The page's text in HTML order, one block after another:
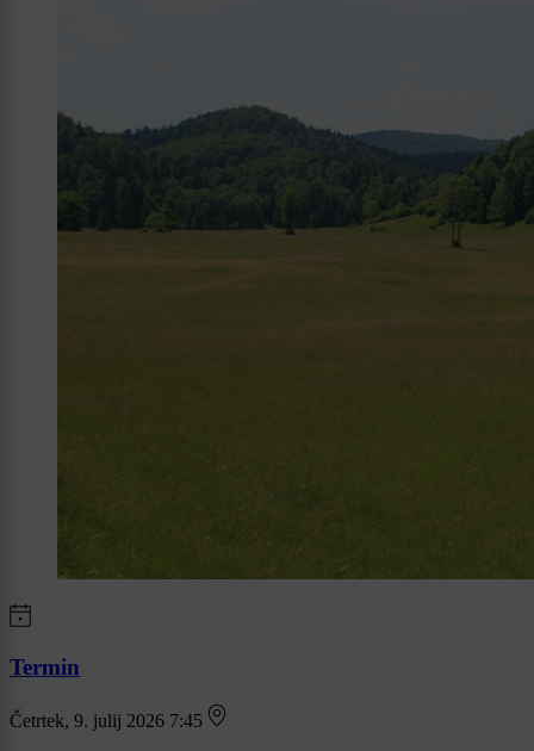
Termin
Četrtek, 9. julij 2026 7:45